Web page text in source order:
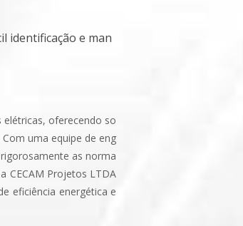
oferecendo so
uma equipe de eng
as norma
CECAM Projetos LTDA
eficiência energética e